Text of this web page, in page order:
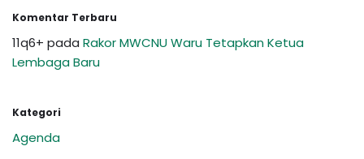
Komentar Terbaru
11q6+ pada Rakor MWCNU Waru Tetapkan Ketua
Lembaga Baru
Kategori
Agenda